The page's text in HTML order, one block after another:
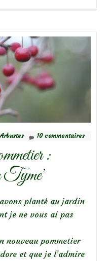
10 commentaires
:
planté au jardin
je ne vous ai pas
nouveau pommetier
et que je l’admire